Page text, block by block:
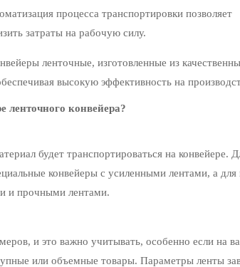
процесса транспортировки позволяет
затраты на рабочую силу.
ленточные, изготовленные из
высокую эффективность на
ленточного конвейера?
будет транспортироваться на конвейере.
конвейеры с усиленными лентами, а
и прочными лентами.
и это важно учитывать, особенно если на
или объемные товары. Параметры ленты